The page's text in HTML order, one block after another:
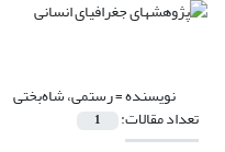
نویسنده =رستمی، شاه‌بختی
تعداد مقالات: 1